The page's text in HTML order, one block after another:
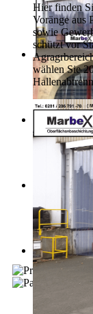
Hier finden
Voränge aus
sowie
schützt vor
wählen Sie